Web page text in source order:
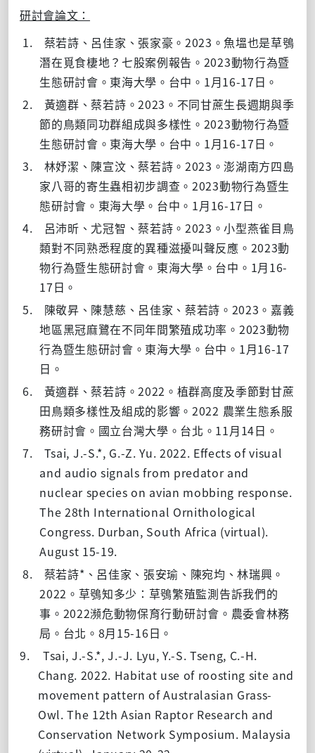
研討會論文：
1. 蔡若詩、呂佳家、張家豪。 2023 。魚塭也是草鴞
潛在覓食棲地？七股案例報告。 2023動物行為暨
生態研討會。東海大學。台中。 1 月 16-17 日。
2. 黃適群、蔡若詩。2023 。不同甘蔗生長週期與季
節的鳥類同功群組成與多樣性。 2023動物行為暨
生態研討會。東海大學。台中。 1 月 16-17 日。
3. 林妤潔、陳宣汶、蔡若詩。 2023 。澎湖南方四島
家八哥的寄生蟲相初步調查。2023動物行為暨生
態研討會。東海大學。台中。 1 月 16-17 日。
4. 呂沛昕、尤冠智、蔡若詩。 2023 。小型燕雀目鳥
類對不同熟悉程度的異種滋擾叫聲反應。 2023動
物行為暨生態研討會。東海大學。台中。 1月 16-
17 日。
5. 陳敬昇、陳慧慈、呂佳家、蔡若詩。 2023 。嘉義
地區黑冠麻鷺在不同年間繁殖成功率。 2023動物
行為暨生態研討會。東海大學。台中。 1 月 16-17
日。
6. 黃適群、蔡若詩。2022 。植群高度及季節對甘蔗
田鳥類多樣性及組成的影響。2022 農業生態系服
務研討會。國立台灣大學。台北。 11 月 14 日。
7.
Tsai, J.-S.*, G.-Z. Yu. 2022. Effects of visual
and audio signals from predator and
nuclear species on avian mobbing response.
The 28th International Ornithological
Congress. Durban, South Africa (virtual).
August 15-19.
8.
蔡若詩* 、呂佳家、張安瑜、陳宛均、林瑞興。
2022 。草鴞知多少：草鴞繁殖監測告訴我們的
事。 2022瀕危動物保育行動研討會。農委會林務
局。台北。 8月 15-16 日。
9.
Tsai, J.-S.*, J.-J. Lyu, Y.-S. Tseng, C.-H.
Chang. 2022. Habitat use of roosting site and
movement pattern of Australasian Grass-
Owl. The 12th Asian Raptor Research and
Conservation Network Symposium. Malaysia